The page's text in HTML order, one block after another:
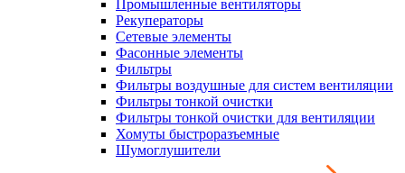
Промышленные вентиляторы
Рекуператоры
Сетевые элементы
Фасонные элементы
Фильтры
Фильтры воздушные для систем вентиляции
Фильтры тонкой очистки
Фильтры тонкой очистки для вентиляции
Хомуты быстроразъемные
Шумоглушители